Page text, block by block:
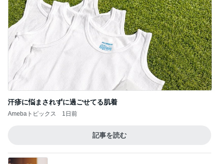
汗疹に悩まされずに過ごせてる肌着
Amebaトピックス 1日前
記事を読む